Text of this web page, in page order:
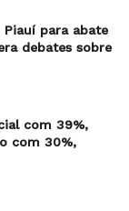
para abate
debates sobre
com 39%,
com 30%,